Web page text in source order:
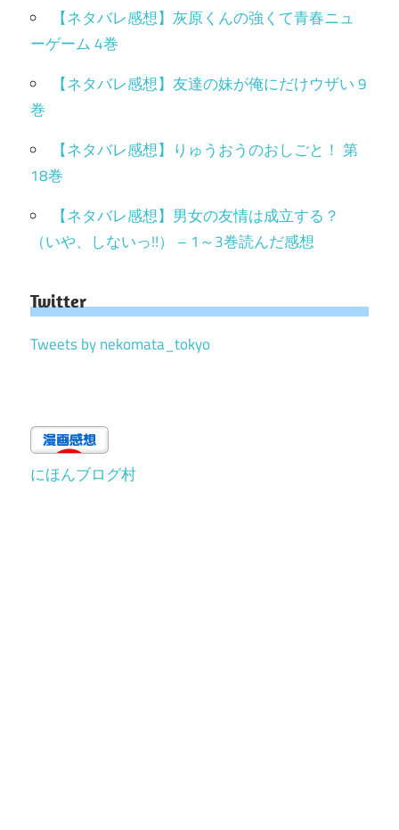
【ネタバレ感想】灰原くんの強くて青春ニュ
ーゲーム 4巻
【ネタバレ感想】友達の妹が俺にだけウザい 9
巻
【ネタバレ感想】りゅうおうのおしごと！ 第
18巻
【ネタバレ感想】男女の友情は成立する？
（いや、しないっ!!） – 1～3巻読んだ感想
Twitter
Tweets by nekomata_tokyo
にほんブログ村